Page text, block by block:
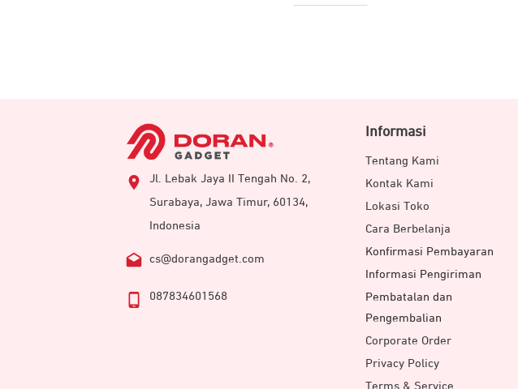
Jl. Lebak Jaya II Tengah No. 2,
Surabaya, Jawa Timur, 60134,
Indonesia
cs@dorangadget.com
087834601568
Informasi
Tentang Kami
Kontak Kami
Lokasi Toko
Cara Berbelanja
Konfirmasi Pembayaran
Informasi Pengiriman
Pembatalan dan
Pengembalian
Corporate Order
Privacy Policy
Terms & Service